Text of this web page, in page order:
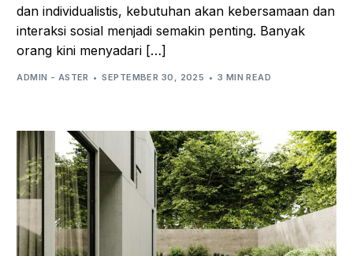
dan individualistis, kebutuhan akan kebersamaan dan
interaksi sosial menjadi semakin penting. Banyak
orang kini menyadari […]
ADMIN - ASTER SEPTEMBER 30, 2025 3 MIN READ